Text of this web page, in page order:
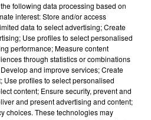
POUR HOMICIDE
APRÈS LA...
le logement servait
following data processing based on
interest: Store and/or access
data to select advertising; Create
Use profiles to select personalised
performance; Measure content
through statistics or combinations
and improve services; Create
Use profiles to select personalised
content; Ensure security, prevent and
and present advertising and content;
choices. These technologies may